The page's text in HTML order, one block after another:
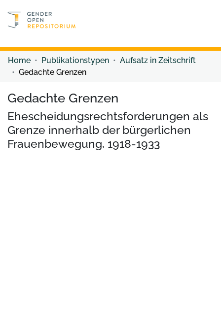
Discover content
Home Publikationstypen
Aufsatz in Zeitschrift
Gedachte Grenzen
Gedachte Grenzen
Ehescheidungsrechtsforderungen als
Grenze innerhalb der bürgerlichen
Frauenbewegung, 1918-1933